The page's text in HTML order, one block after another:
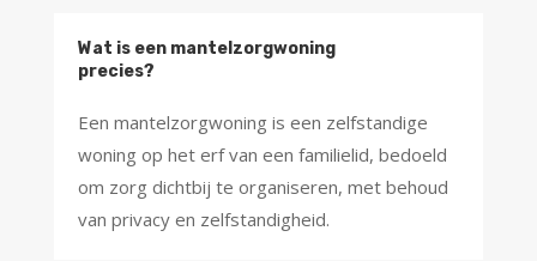
Wat is een mantelzorgwoning
precies?
Een mantelzorgwoning is een zelfstandige
woning op het erf van een familielid, bedoeld
om zorg dichtbij te organiseren, met behoud
van privacy en zelfstandigheid.